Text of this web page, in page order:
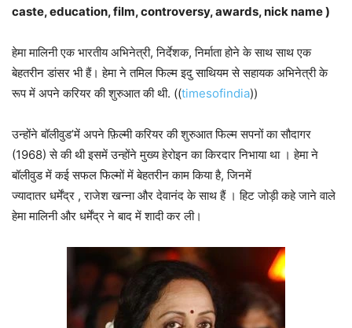
caste, education, film, controversy, awards, nick name )
हेमा मालिनी एक भारतीय अभिनेत्री, निर्देशक, निर्माता होने के साथ साथ एक
बेहतरीन डांसर भी हैं। हेमा ने तमिल फिल्म इदु साथियम से सहायक अभिनेत्री के
रूप में अपने करियर की शुरुआत की थी. ((timesofindia))
उन्होंने बॉलीवुड’में अपने फ़िल्मी करियर की शुरुआत फिल्म सपनों का सौदागर
(1968) से की थी इसमें उन्होंने मुख्य हेरोइन का किरदार निभाया था । हेमा ने
बॉलीवुड में कई सफल फिल्मों में बेहतरीन काम किया है, जिनमें
ज्यादातर धर्मेंद्र , राजेश खन्ना और देवानंद के साथ हैं । हिट जोड़ी कहे जाने वाले
हेमा मालिनी और धर्मेंद्र ने बाद में शादी कर ली।